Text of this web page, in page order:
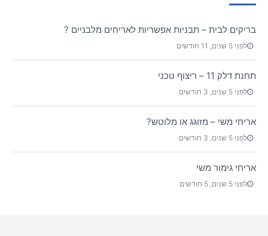
בריקים לבית – תבניות אפשריות לאריחים מלבניים ?
לפני 5 שנים, 11 חודשים
תחנת דלק 11 – ריצוף טכני
לפני 5 שנים, 3 חודשים
אריחי משי – מזוגג או מלוטש?
לפני 5 שנים, 3 חודשים
אריחי גימור משי
לפני 5 שנים, 5 חודשים